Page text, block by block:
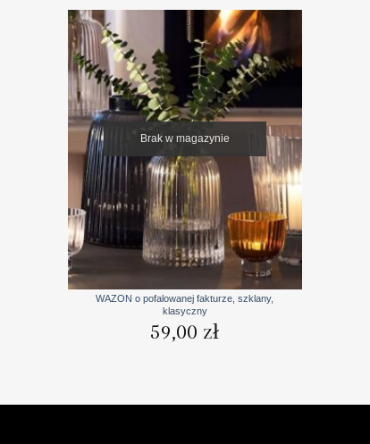
Brak w magazynie
WAZON o pofalowanej fakturze, szklany,
klasyczny
59,00 zł